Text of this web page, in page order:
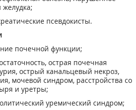
желудка;
псевдокисты.
почечной функции;
острая почечная
острый канальцевый некроз,
мочевой синдром, расстройства со
и уретры;
уремический синдром;